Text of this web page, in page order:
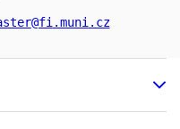
@fi.muni.cz